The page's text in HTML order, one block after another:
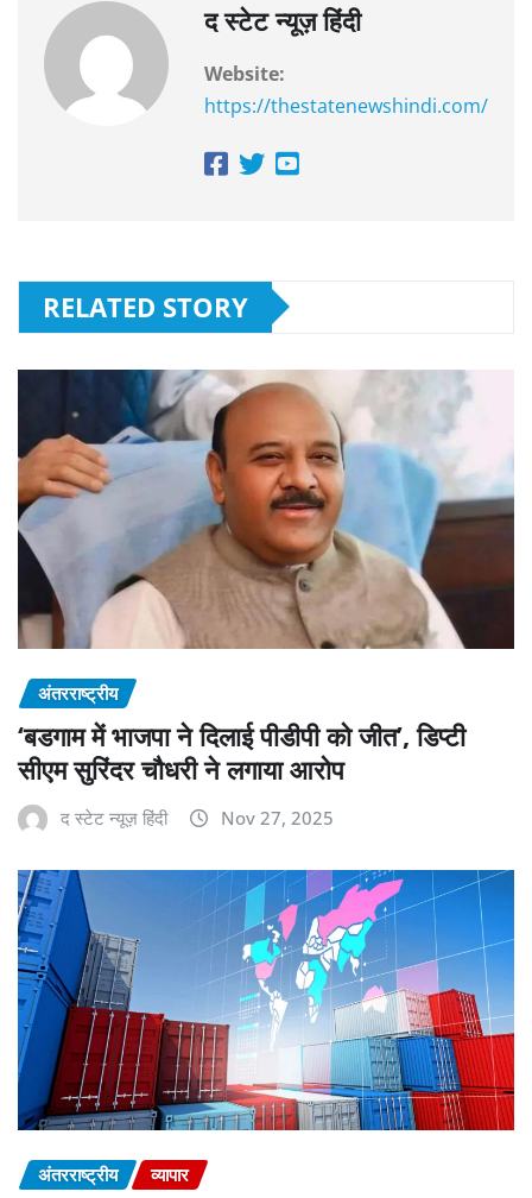
द स्टेट न्यूज़ हिंदी
Website:
https://thestatenewshindi.com/
RELATED STORY
अंतरराष्ट्रीय
‘बडगाम में भाजपा ने दिलाई पीडीपी को जीत’, डिप्टी
सीएम सुरिंदर चौधरी ने लगाया आरोप
द स्टेट न्यूज़ हिंदी Nov 27, 2025
अंतरराष्ट्रीय व्यापार